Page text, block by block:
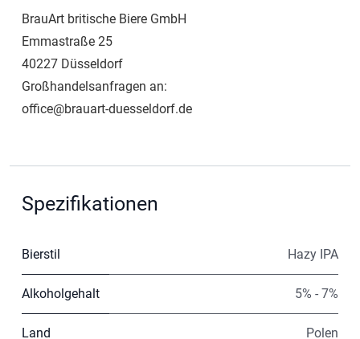
BrauArt britische Biere GmbH
Emmastraße 25
40227 Düsseldorf
Großhandelsanfragen an:
office@brauart-duesseldorf.de
Spezifikationen
Bierstil Hazy IPA
Alkoholgehalt 5% - 7%
Land Polen